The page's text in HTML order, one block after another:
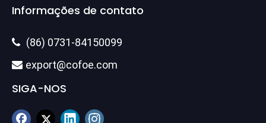
Informações de contato
 (86) 0731-84150099
 export@cofoe.com
SIGA-NOS